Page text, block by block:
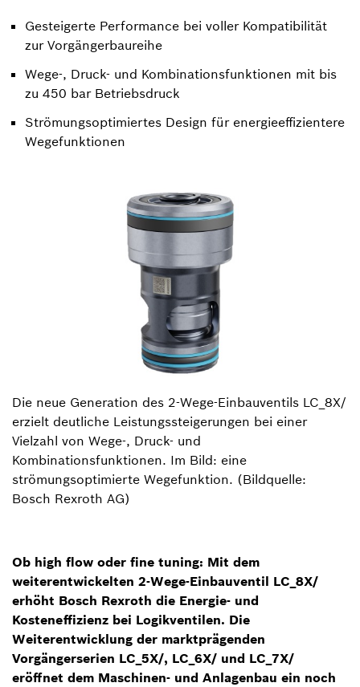
Gesteigerte Performance bei voller Kompatibilität
zur Vorgängerbaureihe
Wege-, Druck- und Kombinationsfunktionen mit bis
zu 450 bar Betriebsdruck
Strömungsoptimiertes Design für energieeffizientere
Wegefunktionen
Die neue Generation des 2-Wege-Einbauventils LC_8X/
erzielt deutliche Leistungssteigerungen bei einer
Vielzahl von Wege-, Druck- und
Kombinationsfunktionen. Im Bild: eine
strömungsoptimierte Wegefunktion. (Bildquelle:
Bosch Rexroth AG)
Ob high flow oder fine tuning: Mit dem
weiterentwickelten 2-Wege-Einbauventil LC_8X/
erhöht Bosch Rexroth die Energie- und
Kosteneffizienz bei Logikventilen. Die
Weiterentwicklung der marktprägenden
Vorgängerserien LC_5X/, LC_6X/ und LC_7X/
eröffnet dem Maschinen- und Anlagenbau ein noch